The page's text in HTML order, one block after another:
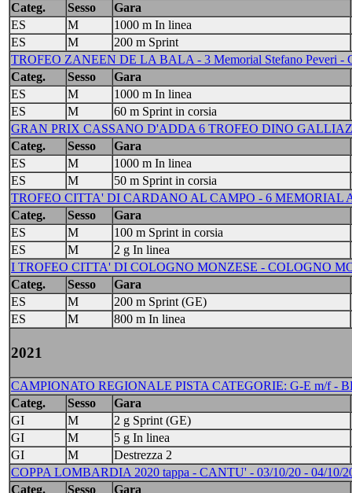
Categ.
Sesso
Gara
ES
M
1000 m In linea
ES
M
200 m Sprint
TROFEO ZANEEN DE LA BALA - 3 Memorial Stefano Peveri -
Categ.
Sesso
Gara
ES
M
1000 m In linea
ES
M
60 m Sprint in corsia
GRAN PRIX CASSANO D'ADDA 6 TROFEO DINO
Categ.
Sesso
Gara
ES
M
1000 m In linea
ES
M
50 m Sprint in corsia
TROFEO CITTA' DI CARDANO AL CAMPO - 6 MEMORIAL
Categ.
Sesso
Gara
ES
M
100 m Sprint in corsia
ES
M
2 g In linea
I TROFEO CITTA' DI COLOGNO MONZESE - COLOGNO
Categ.
Sesso
Gara
ES
M
200 m Sprint (GE)
ES
M 800 m In linea
2021
CAMPIONATO REGIONALE PISTA CATEGORIE: G-E m/f -
Categ.
Sesso
Gara
GI
M
2 g Sprint (GE)
GI
M
5 g In linea
GI
M
Destrezza 2
COPPA LOMBARDIA 2020 tappa - CANTU' - 03/10/20 - 04/10/
Categ.
Sesso
Gara